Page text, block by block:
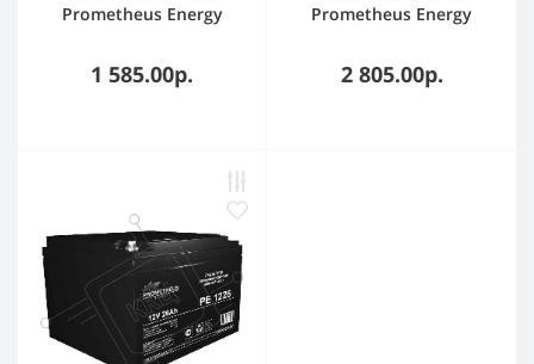
Prometheus Energy
1 585.00р.
Prometheus Energy
2 805.00р.